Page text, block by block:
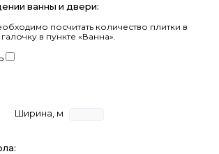
ванны и двери:
посчитать количество плитки в
в пункте «Ванна».
Ширина, м